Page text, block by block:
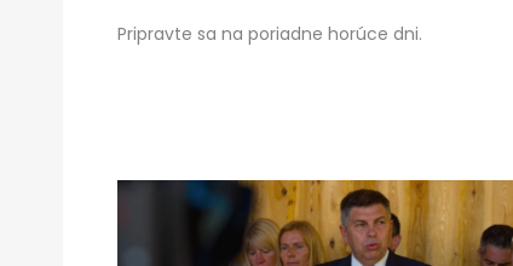
Pripravte sa na poriadne horúce dni.